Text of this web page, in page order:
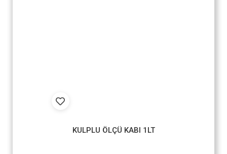
KULPLU ÖLÇÜ KABI 1LT